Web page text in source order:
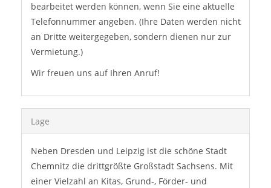
bearbeitet werden können, wenn Sie eine aktuelle
Telefonnummer angeben. (Ihre Daten werden nicht
an Dritte weitergegeben, sondern dienen nur zur
Vermietung.)
Wir freuen uns auf Ihren Anruf!
Lage
Neben Dresden und Leipzig ist die schöne Stadt
Chemnitz die drittgrößte Großstadt Sachsens. Mit
einer Vielzahl an Kitas, Grund-, Förder- und